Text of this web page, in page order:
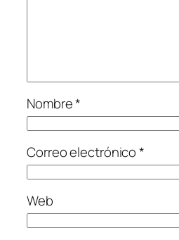
Nombre*
Correo electrónico*
Web